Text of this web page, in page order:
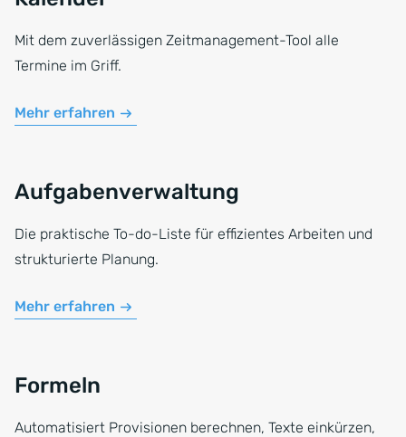
Mit dem zuverlässigen Zeitmanagement-Tool alle
Termine im Griff.
Mehr erfahren
Aufgabenverwaltung
Die praktische To-do-Liste für effizientes Arbeiten und
strukturierte Planung.
Mehr erfahren
Formeln
Automatisiert Provisionen berechnen, Texte einkürzen,